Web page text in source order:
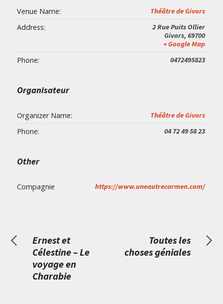
Venue Name: Théâtre de Givors
Address:
2 Rue Puits Ollier
Givors, 69700
+ Google Map
Phone: 0472495823
Organisateur
Organizer Name: Théâtre de Givors
Phone: 04 72 49 58 23
Other
Compagnie https://www.uneautrecarmen.com/
Ernest et
Célestine – Le
voyage en
Charabie
Toutes les
choses géniales